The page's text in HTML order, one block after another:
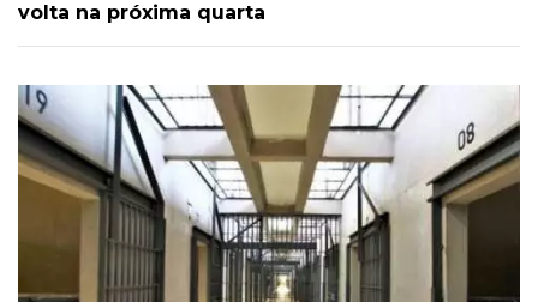
volta na próxima quarta